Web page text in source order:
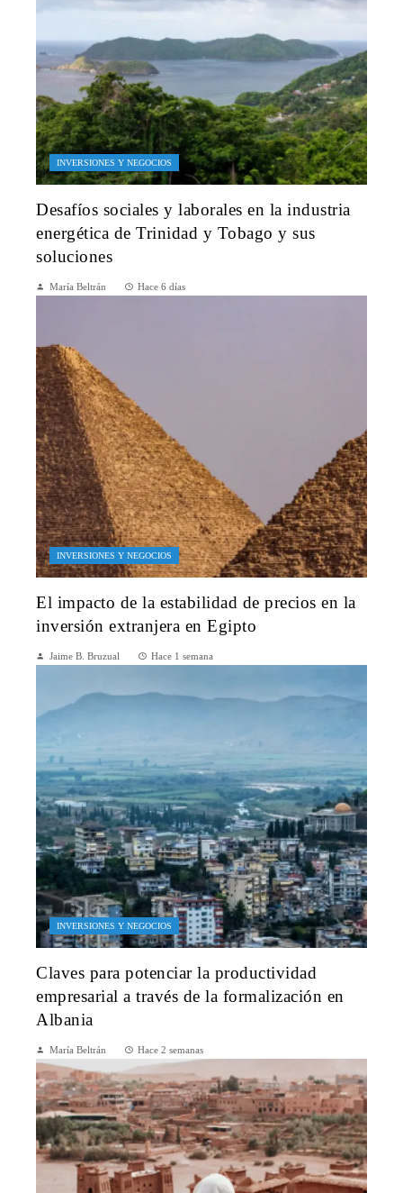
INVERSIONES Y NEGOCIOS
Desafíos sociales y laborales en la industria
energética de Trinidad y Tobago y sus
soluciones
María Beltrán Hace 6 días
INVERSIONES Y NEGOCIOS
El impacto de la estabilidad de precios en la
inversión extranjera en Egipto
Jaime B. Bruzual Hace 1 semana
INVERSIONES Y NEGOCIOS
Claves para potenciar la productividad
empresarial a través de la formalización en
Albania
María Beltrán Hace 2 semanas